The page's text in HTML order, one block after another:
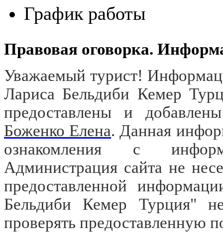
График работы
Правовая оговорка.
Уважаемый турист!
Лариса Бельдиби Кемер
предоставлены и
Боженко Елена. Данная
ознакомления с
Администрация сайта не
предоставленной
Бельдиби Кемер Турция"
проверять предоставленную